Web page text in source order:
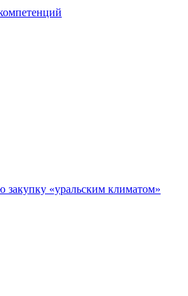
«уральским климатом»